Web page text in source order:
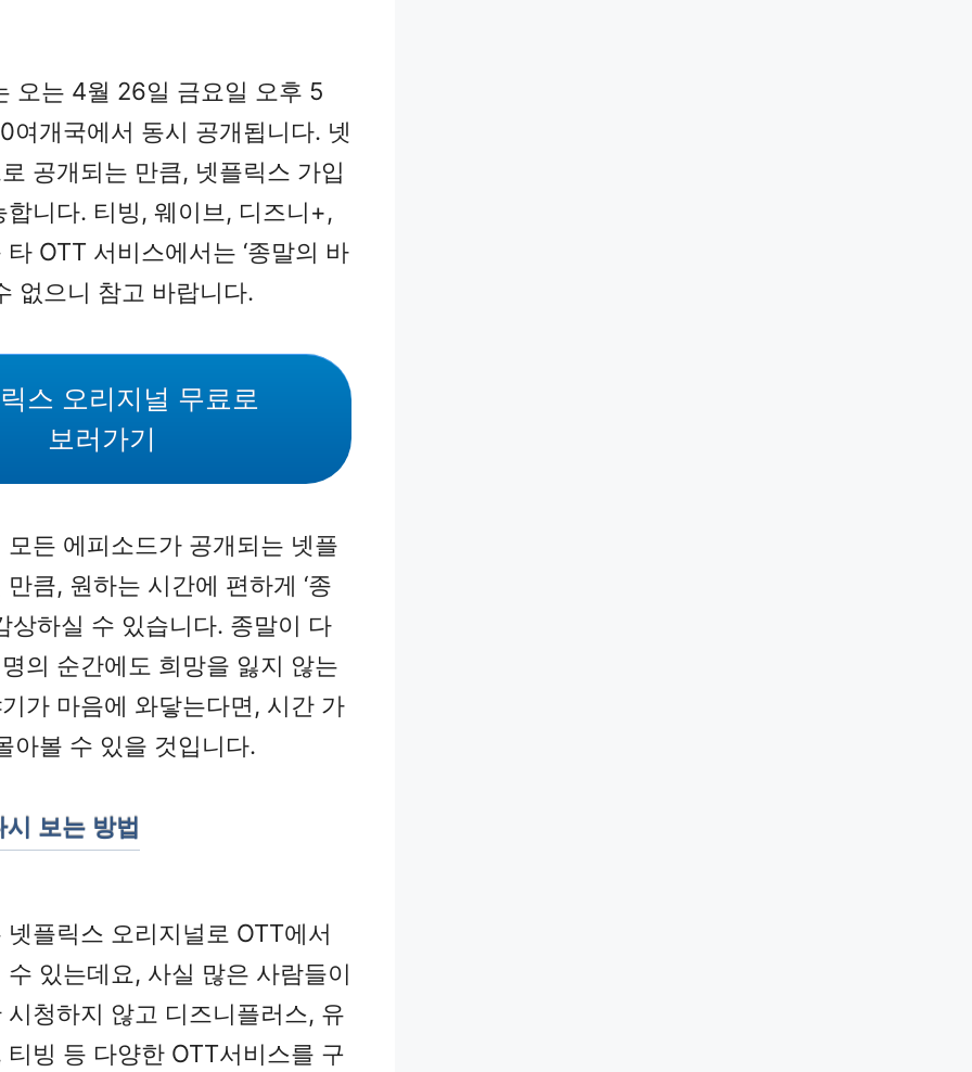
오는 4월 26일 금요일 오후 5
여개국에서 동시 공개됩니다. 넷
공개되는 만큼, 넷플릭스 가입
합니다. 티빙, 웨이브, 디즈니+,
OTT 서비스에서는 ‘종말의 바
없으니 참고 바랍니다.
스 오리지널 무료로
보러가기
모든 에피소드가 공개되는 넷플
큼, 원하는 시간에 편하게 ‘종
상하실 수 있습니다. 종말이 다
의 순간에도 희망을 잃지 않는
가 마음에 와닿는다면, 시간 가
아볼 수 있을 것입니다.
보는 방법
넷플릭스 오리지널로 OTT에서
수 있는데요, 사실 많은 사람들이
청하지 않고 디즈니플러스, 유
티빙 등 다양한 OTT서비스를 구